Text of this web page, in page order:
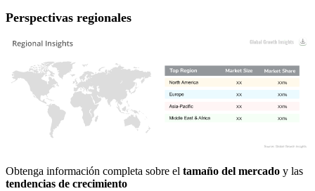
Perspectivas regionales
XX%
XX
XX%
XX
XX%
XX
XX%
XX
Obtenga información completa sobre el tamaño del mercado y las
tendencias de crecimiento